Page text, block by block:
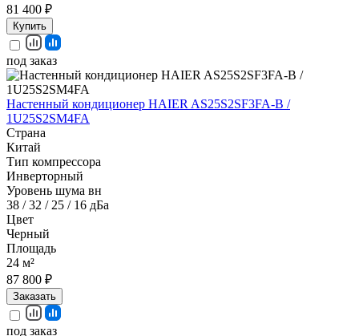
81 400 ₽
Купить
под заказ
Настенный кондиционер HAIER AS25S2SF3FA-B /
1U25S2SM4FA
Страна
Китай
Тип компрессора
Инверторный
Уровень шума вн
38 / 32 / 25 / 16 дБа
Цвет
Черный
Площадь
24 м²
87 800 ₽
Заказать
под заказ